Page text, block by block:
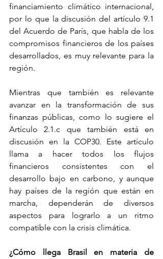
financiamiento climático internacional,
por lo que la discusión del artículo 9.1
del Acuerdo de París, que habla de los
compromisos financieros de los países
desarrollados, es muy relevante para la
región.
Mientras que también es relevante
avanzar en la transformación de sus
finanzas públicas, como lo sugiere el
Artículo 2.1.c que también está en
discusión en la COP30. Este artículo
llama a hacer todos los flujos
financieros consistentes con el
desarrollo bajo en carbono, y aunque
hay países de la región que están en
marcha, dependerán de diversos
aspectos para lograrlo a un ritmo
compatible con la crisis climática.
¿Cómo llega Brasil en materia de